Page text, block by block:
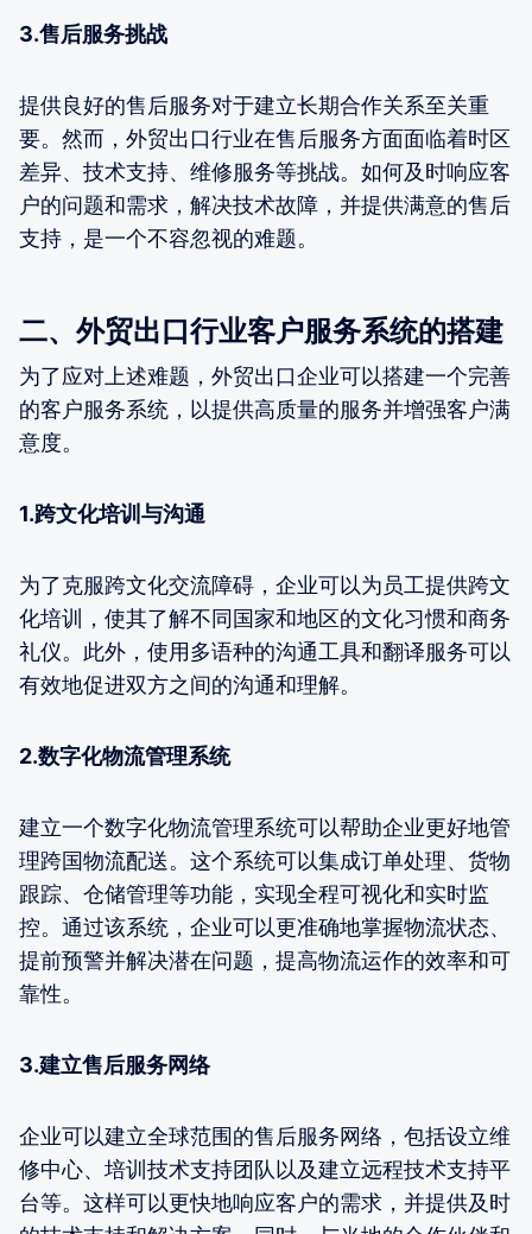
3.售后服务挑战
提供良好的售后服务对于建立长期合作关系至关重
要。然而，外贸出口行业在售后服务方面面临着时区
差异、技术支持、维修服务等挑战。如何及时响应客
户的问题和需求，解决技术故障，并提供满意的售后
支持，是一个不容忽视的难题。
二、外贸出口行业客户服务系统的搭建
为了应对上述难题，外贸出口企业可以搭建一个完善
的客户服务系统，以提供高质量的服务并增强客户满
意度。
1.跨文化培训与沟通
为了克服跨文化交流障碍，企业可以为员工提供跨文
化培训，使其了解不同国家和地区的文化习惯和商务
礼仪。此外，使用多语种的沟通工具和翻译服务可以
有效地促进双方之间的沟通和理解。
2.数字化物流管理系统
建立一个数字化物流管理系统可以帮助企业更好地管
理跨国物流配送。这个系统可以集成订单处理、货物
跟踪、仓储管理等功能，实现全程可视化和实时监
控。通过该系统，企业可以更准确地掌握物流状态、
提前预警并解决潜在问题，提高物流运作的效率和可
靠性。
3.建立售后服务网络
企业可以建立全球范围的售后服务网络，包括设立维
修中心、培训技术支持团队以及建立远程技术支持平
台等。这样可以更快地响应客户的需求，并提供及时